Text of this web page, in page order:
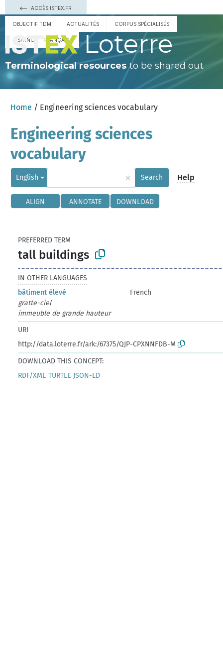
ACCÈS ISTEX.FR
OBJECTIF TDM ACTUALITÉS CORPUS SPÉCIALISÉS
ESPAÑOL FRANÇAIS Loterre
Terminological resourcesto be shared out
Home / Engineering sciences vocabulary
Engineering sciences
vocabulary
English × Search Help
ALIGN ANNOTATE DOWNLOAD
PREFERRED TERM
tall buildings
IN OTHER LANGUAGES
bâtiment élevé
French
gratte-ciel
immeuble de grande hauteur
URI
http://data.loterre.fr/ark:/67375/QJP-CPXNNFDB-M
DOWNLOAD THIS CONCEPT:
RDF/XML TURTLE JSON-LD